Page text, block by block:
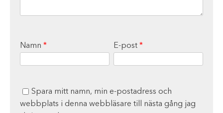
Namn * E-post *
Spara mitt namn, min e-postadress och
webbplats i denna webbläsare till nästa gång jag